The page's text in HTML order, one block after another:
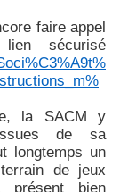
faire appel
sécurisé
la SACM y
de sa
longtemps un
de jeux
bien